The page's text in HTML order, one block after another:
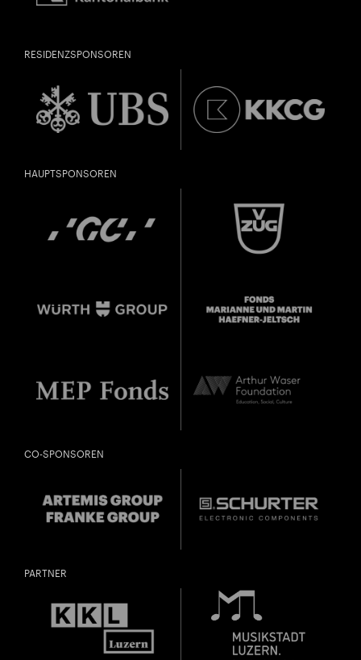
RESIDENZSPONSOREN
HAUPTSPONSOREN
CO-SPONSOREN
PARTNER